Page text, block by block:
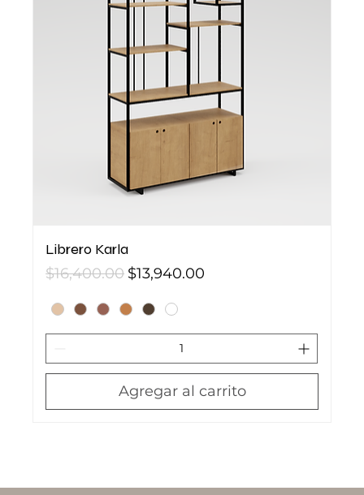
Librero Karla
Precio
$16,400.00 Precio de oferta
$13,940.00
Agregar al carrito